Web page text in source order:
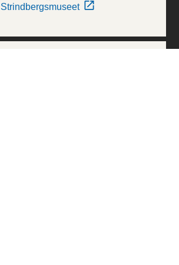
Strindbergsmuseet